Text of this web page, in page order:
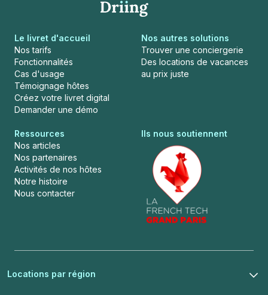
Le livret d'accueil
Nos tarifs
Fonctionnalités
Cas d'usage
Témoignage hôtes
Créez votre livret digital
Demander une démo
Nos autres solutions
Trouver une conciergerie
Des locations de vacances
au prix juste
Ressources
Nos articles
Nos partenaires
Activités de nos hôtes
Notre histoire
Nous contacter
Ils nous soutiennent
Locations par région